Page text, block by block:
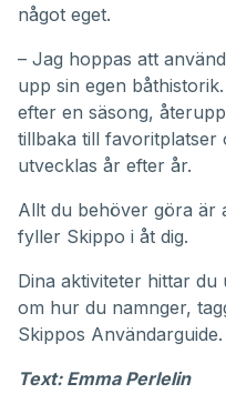
något eget.
– Jag hoppas att
upp sin egen
efter en säsong,
tillbaka till favoritplatser
utvecklas år efter år.
Allt du behöver göra är
fyller Skippo i åt dig.
Dina aktiviteter hittar du
om hur du namnger,
Skippos Användarguide.
Text: Emma Perlelin